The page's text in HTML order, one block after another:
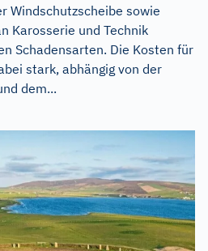
Windschutzscheibe sowie
Karosserie und Technik
Schadensarten. Die Kosten für
stark, abhängig von der
dem...